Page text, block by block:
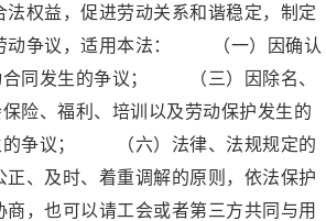
益，促进劳动关系和谐稳定，制定
动争议，适用本法： （一）因确认
同发生的争议； （三）因除名、
、福利、培训以及劳动保护发生的
的争议； （六）法律、法规规定的
、及时、着重调解的原则，依法保护
，也可以请工会或者第三方共同与用